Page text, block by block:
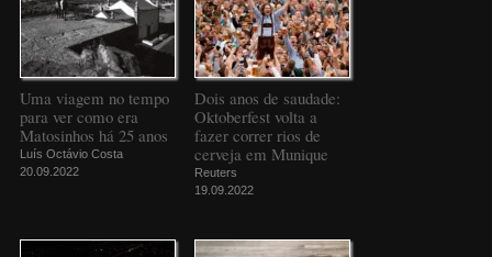
Uma viagem no tempo
para ver como era
Matosinhos há 25 anos
Luís Octávio Costa
20.09.2022
Dois anos de saudade:
Oktoberfest volta a
fazer correr rios de
cerveja em Munique
Reuters
19.09.2022